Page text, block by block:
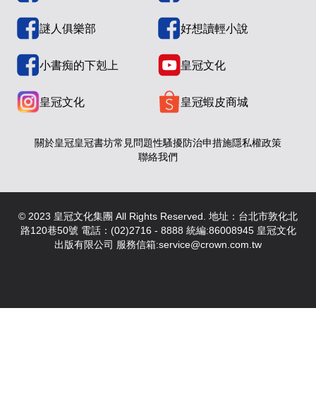
謎人俱樂部 好想讀輕小說
小書痴的下剋上 皇冠文化
皇冠文化 皇冠蝦皮商城
關於皇冠皇冠書坊常見問題性騷擾防治申措施隱私權政策
聯絡我們
© 2023 皇冠文化集團 All Rights Reserved. 地址：台北市敦化北
路120巷50號 電話：(02)2716 - 8888 統編:86008945 皇冠文化
出版有限公司 服務信箱:service@crown.com.tw